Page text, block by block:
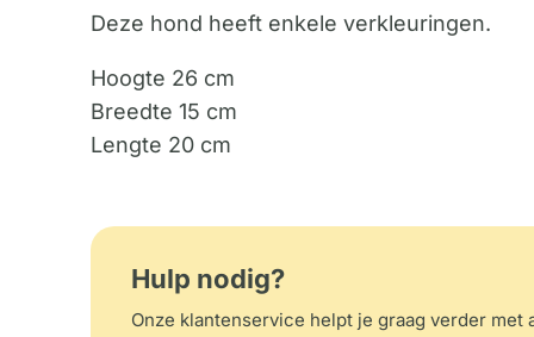
Deze hond heeft enkele verkleuringen.
Hoogte 26 cm
Breedte 15 cm
Lengte 20 cm
Hulp nodig?
Onze klantenservice helpt je graag verder met